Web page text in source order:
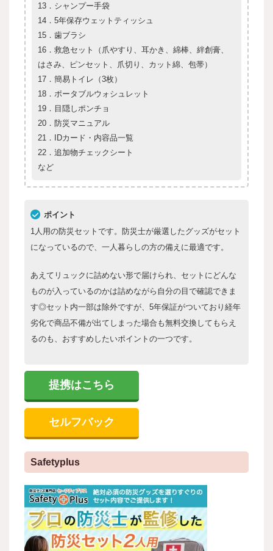
13．シャンプー手袋
14．5年保存ウェットティッシュ
15．歯ブラシ
16．救急セット（爪やすり、耳かき、綿棒、絆創膏、
はさみ、ピンセット、爪切り、カット綿、包帯）
17．簡易トイレ（3枚）
18．ポータブルウォシュレット
19．目隠しポンチョ
20．防災マニュアル
21．IDカード・内容品一覧
22．追加物チェックシート
など
ポイント
1人用の防災セットです。防災士が厳選したグッズがセット
になっているので、一人暮らしの方の備えに最適です。
あえてリュックに詰めない形で届けられ、セットにどんな
ものが入っているのかは詰めながら自分の目で確認できま
す◎セット内一部は除外ですが、5年保証がついており経年
劣化で商品不備が出てしまった場合も無料交換してもらえ
るのも、おすすめしたいポイントの一つです。
提携はこちら
セルフバック
Safetyplus